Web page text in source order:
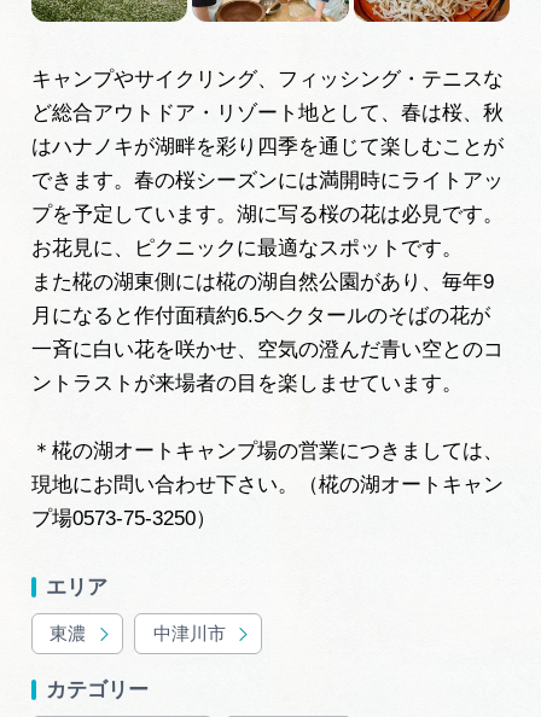
岐阜県観光データベース
旅行会社・観光事業者の皆様へ
フォトライブラリー
動画ライブラリー
お問い合わせ
運営組織
広告掲載
キャンプやサイクリング、フィッシング・テニスな
ど総合アウトドア・リゾート地として、春は桜、秋
はハナノキが湖畔を彩り四季を通じて楽しむことが
できます。春の桜シーズンには満開時にライトアッ
プを予定しています。湖に写る桜の花は必見です。
お花見に、ピクニックに最適なスポットです。
また椛の湖東側には椛の湖自然公園があり、毎年9
月になると作付面積約6.5ヘクタールのそばの花が
一斉に白い花を咲かせ、空気の澄んだ青い空とのコ
ントラストが来場者の目を楽しませています。
＊椛の湖オートキャンプ場の営業につきましては、
現地にお問い合わせ下さい。（椛の湖オートキャン
プ場0573-75-3250）
エリア
東濃 中津川市
カテゴリー